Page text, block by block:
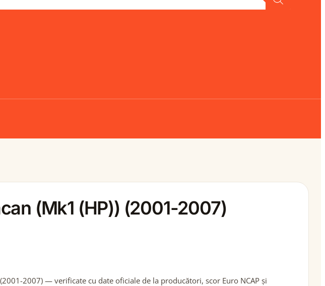
(Mk1 (HP)) (2001-2007)
2007) — verificate cu date oficiale de la producători, scor Euro NCAP și